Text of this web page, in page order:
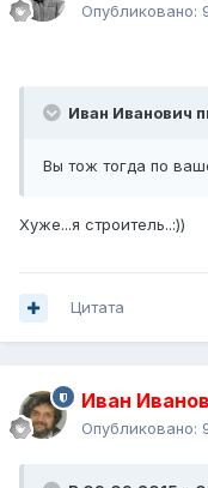
Опубликовано:
Иван Иванович
Вы тож тогда по
Хуже...я строитель..:))
Цитата
Иван
Опубликовано: